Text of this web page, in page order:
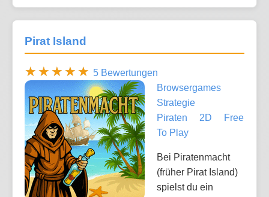
Pirat Island
5 Bewertungen
Browsergames
Strategie
Piraten
2D
Free
To Play
Bei Piratenmacht
(früher Pirat Island)
spielst du ein